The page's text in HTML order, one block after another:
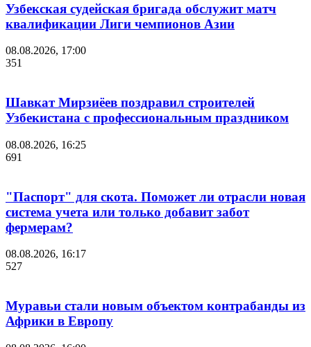
Узбекская судейская бригада обслужит матч
квалификации Лиги чемпионов Азии
08.08.2026, 17:00
351
Шавкат Мирзиёев поздравил строителей
Узбекистана с профессиональным праздником
08.08.2026, 16:25
691
"Паспорт" для скота. Поможет ли отрасли новая
система учета или только добавит забот
фермерам?
08.08.2026, 16:17
527
Муравьи стали новым объектом контрабанды из
Африки в Европу